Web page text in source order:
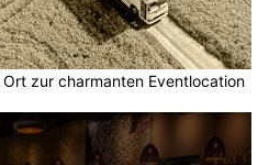
zur charmanten Eventlocation